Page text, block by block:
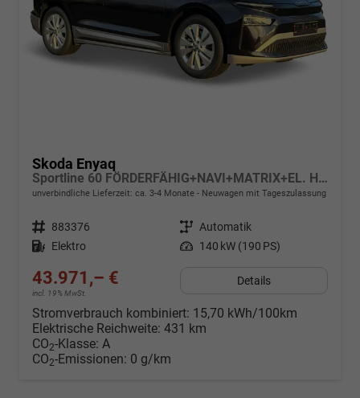
Skoda Enyaq
Sportline 60 FÖRDERFÄHIG+NAVI+MATRIX+EL. HECKKL.+ACC+KAMERA+20" ALU
unverbindliche Lieferzeit: ca. 3-4 Monate Neuwagen mit Tageszulassung
Fahrzeugnr. 883376 Getriebe Automatik
Kraftstoff Elektro Leistung 140 kW (190 PS)
43.971,– €
incl. 19% MwSt.
Details
Stromverbrauch kombiniert: 15,70 kWh/100km
Elektrische Reichweite: 431 km
CO2-Klasse: A
CO2-Emissionen: 0 g/km